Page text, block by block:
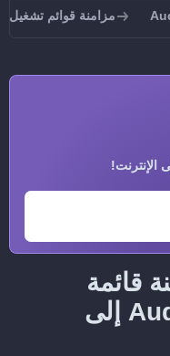
مزامنة قوائم تشغيل Audiomack
الإنترنت!
قائمة
التشغيل من Audiomack إلى